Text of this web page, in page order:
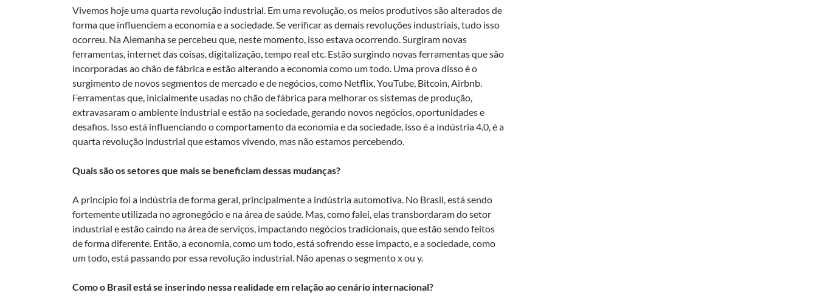
Vivemos hoje uma quarta revolução industrial. Em uma revolução, os meios produtivos são alterados de
forma que influenciem a economia e a sociedade. Se verificar as demais revoluções industriais, tudo isso
ocorreu. Na Alemanha se percebeu que, neste momento, isso estava ocorrendo. Surgiram novas
ferramentas, internet das coisas, digitalização, tempo real etc. Estão surgindo novas ferramentas que são
incorporadas ao chão de fábrica e estão alterando a economia como um todo. Uma prova disso é o
surgimento de novos segmentos de mercado e de negócios, como Netflix, YouTube, Bitcoin, Airbnb.
Ferramentas que, inicialmente usadas no chão de fábrica para melhorar os sistemas de produção,
extravasaram o ambiente industrial e estão na sociedade, gerando novos negócios, oportunidades e
desafios. Isso está influenciando o comportamento da economia e da sociedade, isso é a indústria 4.0, é a
quarta revolução industrial que estamos vivendo, mas não estamos percebendo.
Quais são os setores que mais se beneficiam dessas mudanças?
A princípio foi a indústria de forma geral, principalmente a indústria automotiva. No Brasil, está sendo
fortemente utilizada no agronegócio e na área de saúde. Mas, como falei, elas transbordaram do setor
industrial e estão caindo na área de serviços, impactando negócios tradicionais, que estão sendo feitos
de forma diferente. Então, a economia, como um todo, está sofrendo esse impacto, e a sociedade, como
um todo, está passando por essa revolução industrial. Não apenas o segmento x ou y.
Como o Brasil está se inserindo nessa realidade em relação ao cenário internacional?